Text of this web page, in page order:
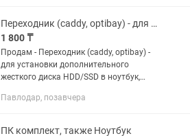
Переходник (caddy, optibay) - для установки дополнительного жесткого диска
1 800 ₸
Продам - Переходник (caddy, optibay) -
для установки дополнительного
жесткого диска HDD/SSD в ноутбук,
Толщина 9,5 и 12,7 мм. В комплекте –
Павлодар, позавчера
ПК комплект, также Ноутбук